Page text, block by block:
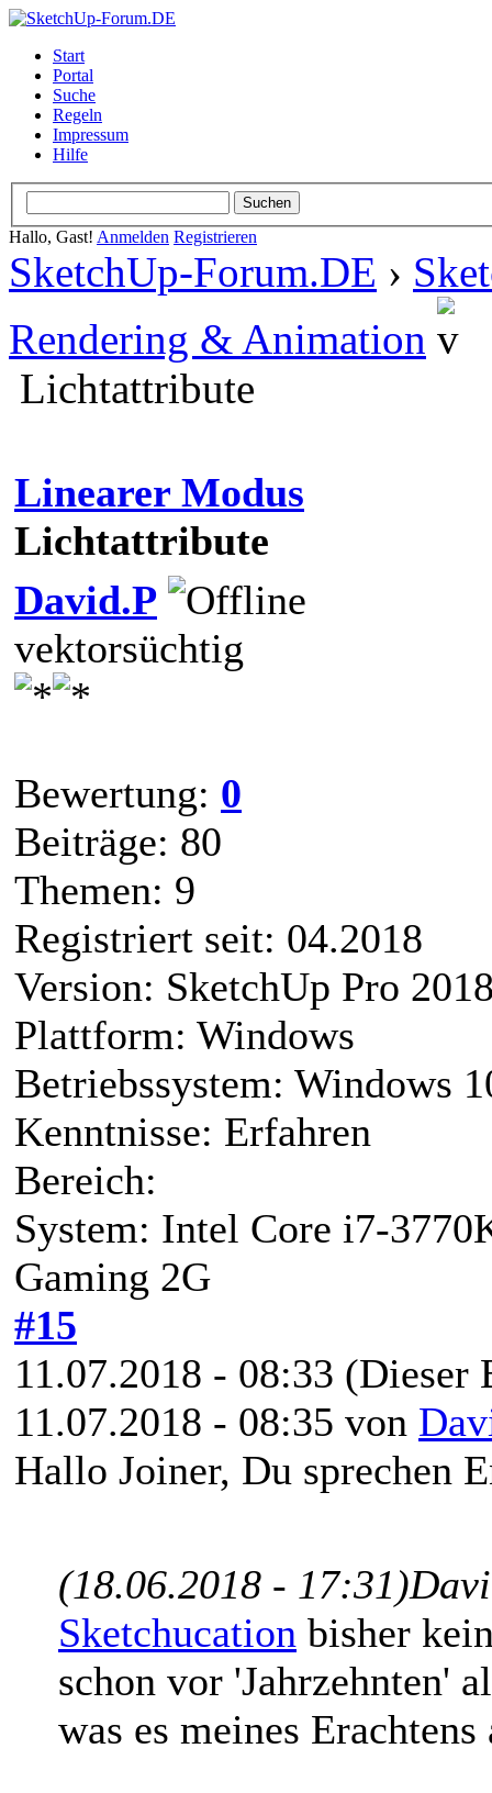
Start
Portal
Suche
Regeln
Impressum
Hilfe
Hallo, Gast! Anmelden Registrieren
SketchUp-Forum.DE ›
Rendering & Animation
Lichtattribute
Linearer Modus
Lichtattribute
David.P
vektorsüchtig
Bewertung: 0
Beiträge: 80
Themen: 9
Registriert seit: 04.2018
Version: SketchUp Pro
Plattform: Windows
Betriebssystem: Windows
Kenntnisse: Erfahren
Bereich:
System: Intel Core i7-
Gaming 2G
#15
11.07.2018 - 08:33 (Dieser
11.07.2018 - 08:35 von
Hallo Joiner, Du sprechen
(18.06.2018 - 17:31)
Sketchucation bisher
schon vor 'Jahrzehnten'
was es meines